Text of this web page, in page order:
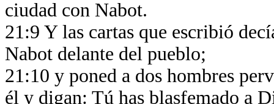
ciudad con Nabot.
21:9 Y las cartas que escribió
Nabot delante del pueblo;
21:10 y poned a dos hombres
él y digan: Tú has blasfemado a